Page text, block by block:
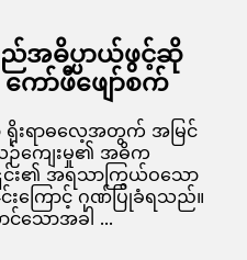
ည်အဓိပ္ပာယ်ဖွင့်ဆို
ကော်ဖီဖျော်စက်
းရာဓလေ့အတွက် အမြင်
ကျေးမှု၏ အဓိက
င်း၏ အရသာကြွယ်ဝသော
းကြောင့် ဂုဏ်ပြုခံရသည်။
သောအခါ ...